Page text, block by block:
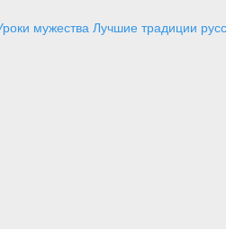
мужества Лучшие традиции